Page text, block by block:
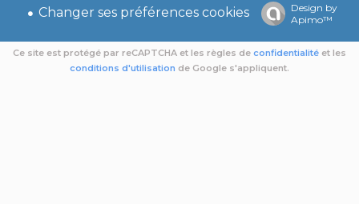
Changer ses préférences cookies
Design by
Apimo™
Ce site est protégé par reCAPTCHA et les règles de confidentialité et les
conditions d'utilisation de Google s'appliquent.